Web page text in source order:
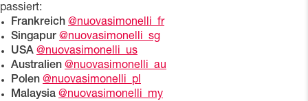
passiert:
Frankreich @nuovasimonelli_fr
Singapur @nuovasimonelli_sg
USA @nuovasimonelli_us
Australien @nuovasimonelli_au
Polen @nuovasimonelli_pl
Malaysia @nuovasimonelli_my